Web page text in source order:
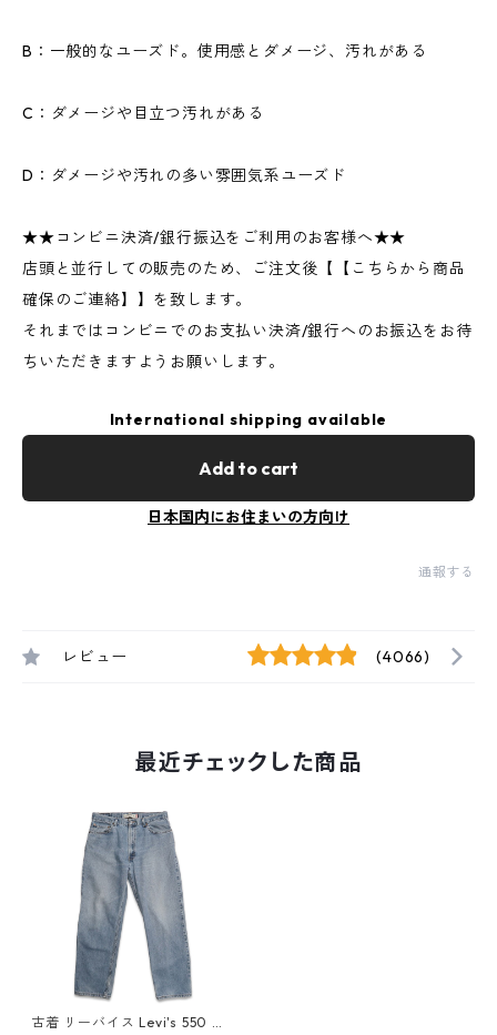
B：一般的なユーズド。使用感とダメージ、汚れがある
C：ダメージや目立つ汚れがある
D：ダメージや汚れの多い雰囲気系ユーズド
★★コンビニ決済/銀行振込をご利用のお客様へ★★
店頭と並行しての販売のため、ご注文後【【こちらから商品
確保のご連絡】】を致します。
それまではコンビニでのお支払い決済/銀行へのお振込をお待
ちいただきますようお願いします。
International shipping available
Add to cart
日本国内にお住まいの方向け
通報する
レビュー (4066)
最近チェックした商品
古着 リーバイス Levi's 550 デ